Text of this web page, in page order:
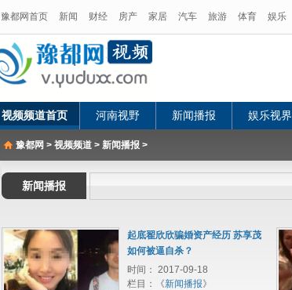
豫都网首页 新闻 财经 房产 家居 汽车 旅游 体育 娱乐
视频频道首页 河南视野 新闻播报 娱乐视界
豫都网 > 视频频道 > 新闻播报 >
新闻播报
起底翟欣欣骗婚资产经历 苏享茂
如何被逼自杀？
时间： 2017-09-18
栏目：《新闻播报》